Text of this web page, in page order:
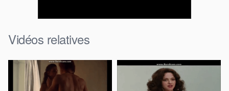
Vidéos relatives